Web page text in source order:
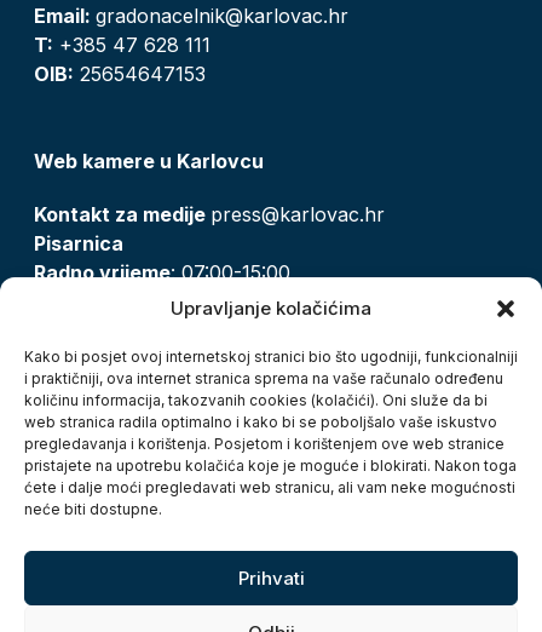
Upravljanje kolačićima
Kako bi posjet ovoj internetskoj stranici bio što ugodniji, funkcionalniji
i praktičniji, ova internet stranica sprema na vaše računalo određenu
količinu informacija, takozvanih cookies (kolačići). Oni služe da bi
web stranica radila optimalno i kako bi se poboljšalo vaše iskustvo
pregledavanja i korištenja. Posjetom i korištenjem ove web stranice
pristajete na upotrebu kolačića koje je moguće i blokirati. Nakon toga
ćete i dalje moći pregledavati web stranicu, ali vam neke mogućnosti
neće biti dostupne.
Prihvati
Email: gradonacelnik@karlovac.hr
T: +385 47 628 111
OIB: 25654647153
Web kamere u Karlovcu
Kontakt za medije press@karlovac.hr
Pisarnica
Radno vrijeme: 07:00-15:00
pisarnica@karlovac.hr
Zaštita osobnih podataka
Pristup informacijama
Kolačići
Izjava o pristupačnosti
Turistička zajednica grada Karlovca